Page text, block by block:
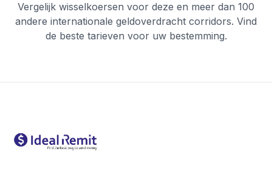
Vergelijk wisselkoersen voor deze en meer dan 100
andere internationale geldoverdracht corridors. Vind
de beste tarieven voor uw bestemming.